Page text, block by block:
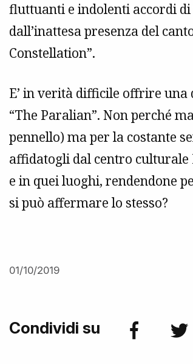
fluttuanti e indolenti accordi
dall’inattesa presenza del
Constellation”.
E’ in verità difficile offrire
“The Paralian”. Non perché
pennello) ma per la costante
affidatogli dal centro
e in quei luoghi, rendendone
si può affermare lo stesso?
01/10/2019
Condividi su